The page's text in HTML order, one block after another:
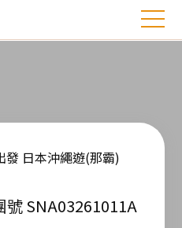
日本沖繩遊(那霸)
號 SNA03261011A